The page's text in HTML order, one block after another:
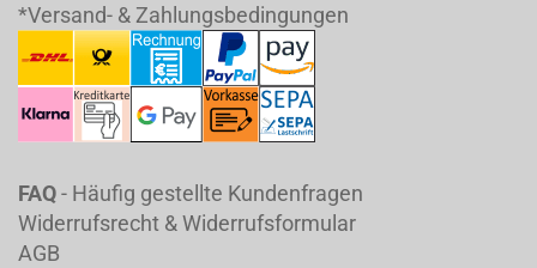
*Versand- & Zahlungsbedingungen
FAQ- Häufig gestellte Kundenfragen
Widerrufsrecht & Widerrufsformular
AGB